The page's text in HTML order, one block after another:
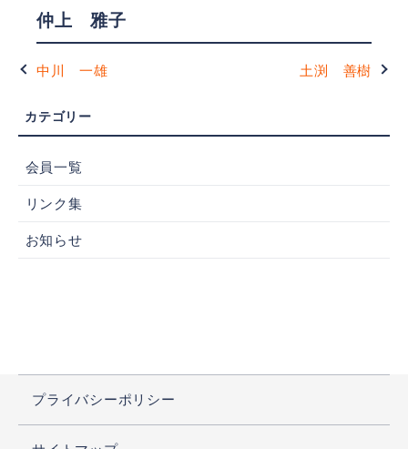
仲上 雅子
中川 一雄 土渕 善樹
会員一覧
リンク集
お知らせ
プライバシーポリシー